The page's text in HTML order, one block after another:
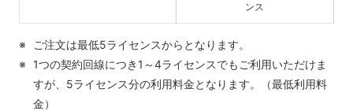
ンス
ご注文は最低5ライセンスからとなります。
1つの契約回線につき1～4ライセンスでもご利用いただけま
すが、5ライセンス分の利用料金となります。（最低利用料
金）